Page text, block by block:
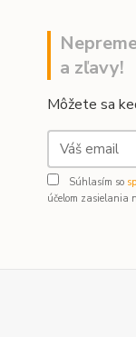
a zľavy!
Môžete sa
Súhlasím so
účelom zasielania